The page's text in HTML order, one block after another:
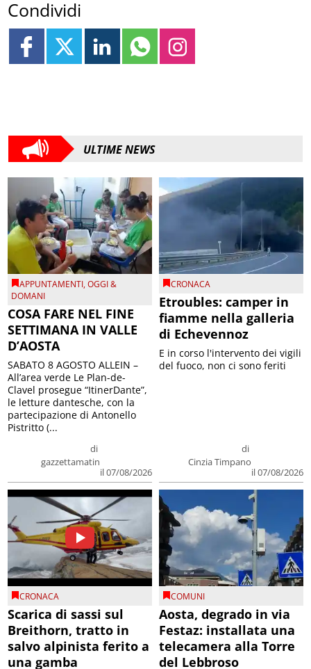
Condividi
ULTIME NEWS
APPUNTAMENTI,OGGI &
DOMANI
COSA FARE NEL FINE
SETTIMANA IN VALLE
D’AOSTA
di
gazzettamatin
il 07/08/2026
SABATO 8 AGOSTO ALLEIN –
All’area verde Le Plan-de-
Clavel prosegue “ItinerDante”,
le letture dantesche, con la
partecipazione di Antonello
Pistritto (...
CRONACA
Etroubles: camper in
fiamme nella galleria
di Echevennoz
di
Cinzia Timpano
il 07/08/2026
E in corso l'intervento dei vigili
del fuoco, non ci sono feriti
CRONACA
Scarica di sassi sul
Breithorn, tratto in
salvo alpinista ferito a
una gamba
COMUNI
Aosta, degrado in via
Festaz: installata una
telecamera alla Torre
del Lebbroso